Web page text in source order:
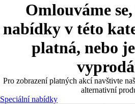
Omlouváme
nabídky v této
platná, nebo
Pro zobrazení platných akcí navštivte
alternativní
Speciální nabídky